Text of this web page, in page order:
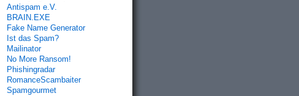
Antispam e.V.
BRAIN.EXE
Fake Name Generator
Ist das Spam?
Mailinator
No More Ransom!
Phishingradar
RomanceScambaiter
Spamgourmet